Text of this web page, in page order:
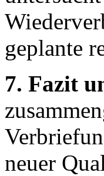
geplante
7. Fazit
neuer